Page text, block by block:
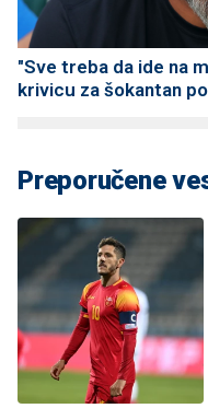
"Sve treba da ide na
krivicu za šokantan
Preporučene